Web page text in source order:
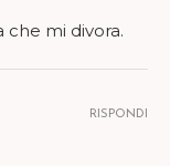
che mi divora.
RISPONDI